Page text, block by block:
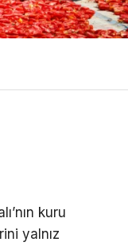
kuru
yalnız